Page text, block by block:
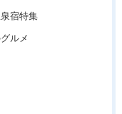
宿特集
ルメ